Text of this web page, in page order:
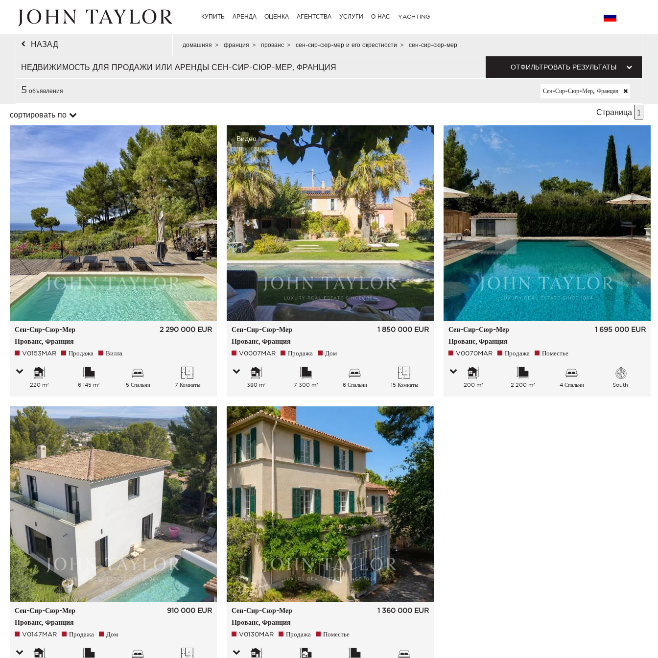
КУПИТЬ АРЕНДА ОЦЕНКА АГЕНТСТВА УСЛУГИ О НАС YACHTING
НАЗАД домашняя > франция > прованс > сен-сир-сюр-мер и его окрестности > сен-сир-сюр-мер
НЕДВИЖИМОСТЬ ДЛЯ ПРОДАЖИ ИЛИ АРЕНДЫ СЕН-СИР-СЮР-МЕР, ФРАНЦИЯ ОТФИЛЬТРОВАТЬ РЕЗУЛЬТАТЫ
5 объявления Сен-Сир-Сюр-Мер, Франция
сортировать по Страница 1
Сен-Сир-Сюр-Мер
Прованс, Франция
2 290 000 EUR
V0153MAR Продажа Вилла
220 m² 6 145 m² 5 Спальни 7 Комнаты
Видео
Сен-Сир-Сюр-Мер
Прованс, Франция
1 850 000 EUR
V0007MAR Продажа Дом
380 m² 7 300 m² 6 Спальни 15 Комнаты
Сен-Сир-Сюр-Мер
Прованс, Франция
1 695 000 EUR
V0070MAR Продажа Поместье
200 m² 2 200 m² 4 Спальни South
Сен-Сир-Сюр-Мер
Прованс, Франция
910 000 EUR
V0147MAR Продажа Дом
Сен-Сир-Сюр-Мер
Прованс, Франция
1 360 000 EUR
V0130MAR Продажа Поместье